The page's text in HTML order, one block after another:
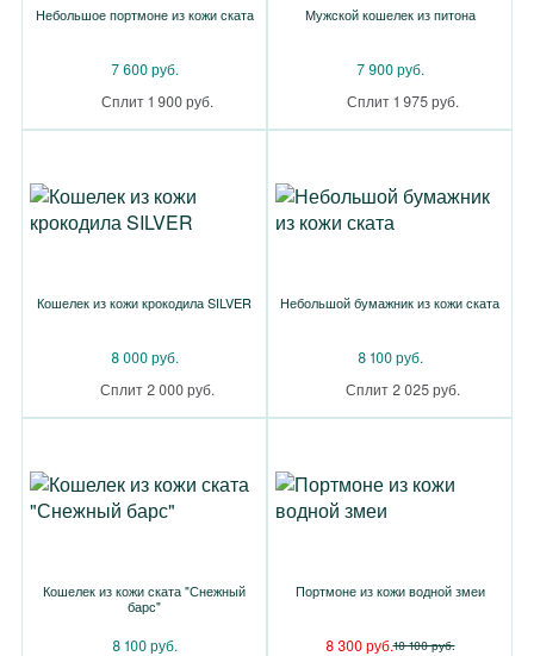
Небольшое портмоне из кожи ската
7 600 руб.
Сплит 1 900 руб.
Мужской кошелек из питона
7 900 руб.
Сплит 1 975 руб.
Кошелек из кожи крокодила SILVER
8 000 руб.
Сплит 2 000 руб.
Небольшой бумажник из кожи ската
8 100 руб.
Сплит 2 025 руб.
Кошелек из кожи ската "Снежный
барс"
8 100 руб.
Портмоне из кожи водной змеи
8 300 руб.10 100 руб.